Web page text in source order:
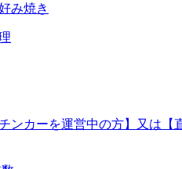
み焼き
チンカーを運営中の方】又